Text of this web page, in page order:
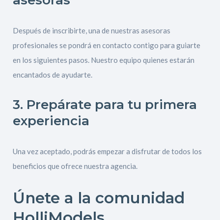
Después de inscribirte, una de nuestras asesoras
profesionales se pondrá en contacto contigo para guiarte
en los siguientes pasos. Nuestro equipo quienes estarán
encantados de ayudarte.
3. Prepárate para tu primera
experiencia
Una vez aceptado, podrás empezar a disfrutar de todos los
beneficios que ofrece nuestra agencia.
Únete a la comunidad